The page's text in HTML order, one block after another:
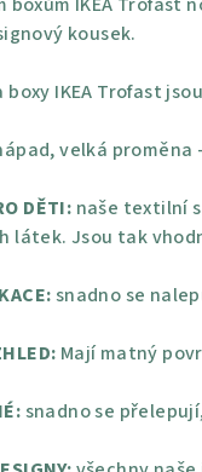
kousek.
boxy IKEA Trofast
velká
DĚTI: naše textilní
látek. Jsou tak
snadno se
Mají matný
snadno se